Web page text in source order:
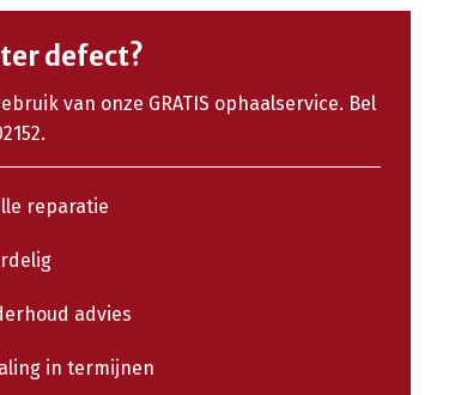
defect?
van onze GRATIS ophaalservice. Bel
reparatie
advies
in termijnen